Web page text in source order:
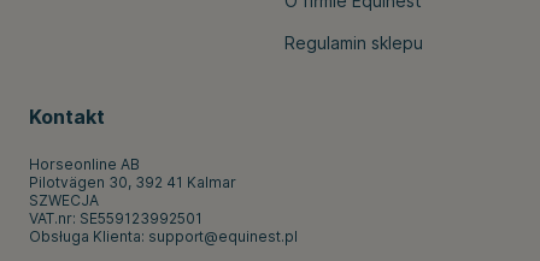
Regulamin sklepu
Kontakt
Horseonline AB
Pilotvägen 30, 392 41 Kalmar
SZWECJA
VAT.nr: SE559123992501
Obsługa Klienta: support@equinest.pl